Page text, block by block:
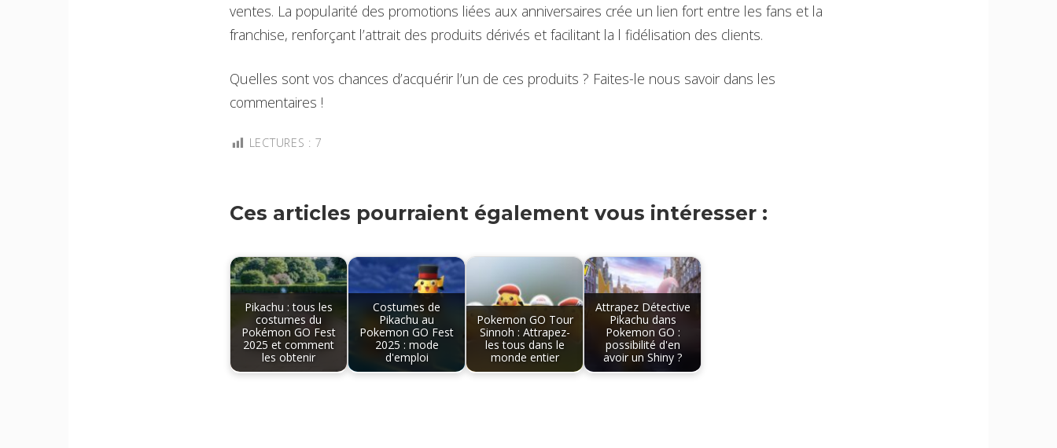
ventes. La popularité des promotions liées aux anniversaires crée un lien fort entre les fans et la
franchise, renforçant l’attrait des produits dérivés et facilitant la l fidélisation des clients.
Quelles sont vos chances d’acquérir l’un de ces produits ? Faites-le nous savoir dans les
commentaires !
LECTURES : 7
Ces articles pourraient également vous intéresser :
Pikachu : tous les
costumes du
Pokémon GO Fest
2025 et comment
les obtenir
Costumes de
Pikachu au
Pokemon GO Fest
2025 : mode
d'emploi
Pokemon GO Tour
Sinnoh : Attrapez-
les tous dans le
monde entier
Attrapez Détective
Pikachu dans
Pokemon GO :
possibilité d'en
avoir un Shiny ?